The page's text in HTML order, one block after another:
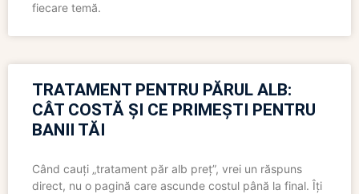
fiecare temă.
TRATAMENT PENTRU PĂRUL ALB:
CÂT COSTĂ ȘI CE PRIMEȘTI PENTRU
BANII TĂI
Când cauți „tratament păr alb preț”, vrei un răspuns
direct, nu o pagină care ascunde costul până la final. Îți